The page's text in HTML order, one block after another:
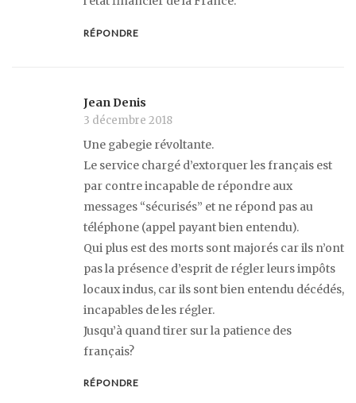
RÉPONDRE
Jean Denis
3 décembre 2018
Une gabegie révoltante.
Le service chargé d’extorquer les français est
par contre incapable de répondre aux
messages “sécurisés” et ne répond pas au
téléphone (appel payant bien entendu).
Qui plus est des morts sont majorés car ils n’ont
pas la présence d’esprit de régler leurs impôts
locaux indus, car ils sont bien entendu décédés,
incapables de les régler.
Jusqu’à quand tirer sur la patience des
français?
RÉPONDRE